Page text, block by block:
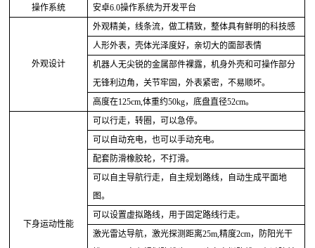
操作系统 安卓6.0操作系统为开发平台
外观设计
外观精美，线条流，做工精致，整体具有鲜明的科技感
人形外表，壳体光泽度好，亲切大的面部表情
机器人无尖锐的金属部件裸露，机身外壳和可操作部分
无锋利边角，关节牢固，外表紧密，不易顺坏。
高度在125cm,体重约50kg，底盘直径52cm。
下身运动性能
可以行走，转圈，可以急停。
可以自动充电，也可以手动充电。
配套防滑橡胶轮，不打滑。
可以自主导航行走，自主规划路线，自动生成平面地
图。
可以设置虚拟路线，用于固定路线行走。
激光雷达导航，激光探测距离25m,精度2cm，防阳光干